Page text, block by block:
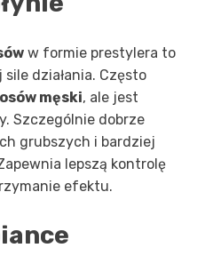
w formie prestylera to
działania. Często
męski, ale jest
Szczególnie dobrze
grubszych i bardziej
lepszą kontrolę
efektu.